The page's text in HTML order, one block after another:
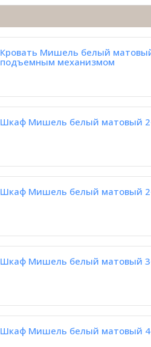
Кровать Мишель белый
подъемным механизмом
Шкаф Мишель белый матовый 2-
Шкаф Мишель белый матовый 2-
Шкаф Мишель белый матовый 3-
Шкаф Мишель белый матовый 4-